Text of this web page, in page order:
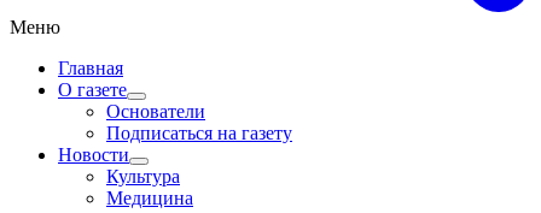
Меню
Главная
О газете
Основатели
Подписаться на газету
Новости
Культура
Медицина